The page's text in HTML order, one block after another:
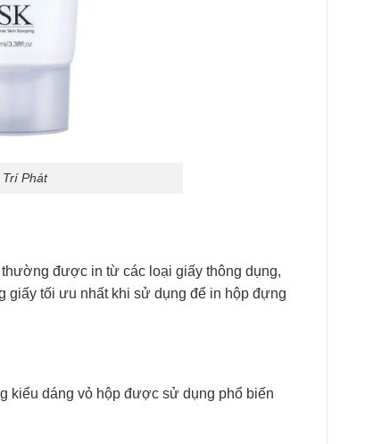
Phát
được in từ các loại giấy thông dụng,
tối ưu nhất khi sử dụng để in hộp đựng
kiểu dáng vỏ hộp được sử dụng phổ biến